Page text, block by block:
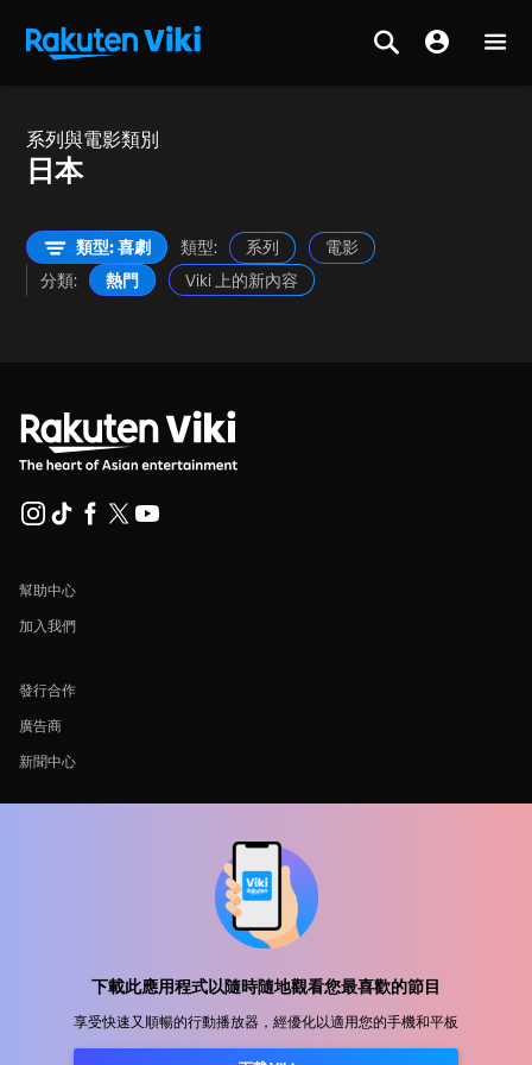
下載此應用程式以隨時隨地觀看您最喜歡的節目
享受快速又順暢的行動播放器，經優化以適用您的手機和平板
系列與電影類別
日本
類型: 喜劇 類型: 系列
電影
分類:
熱門 Viki 上的新內容
幫助中心
加入我們
發行合作
廣告商
新聞中心